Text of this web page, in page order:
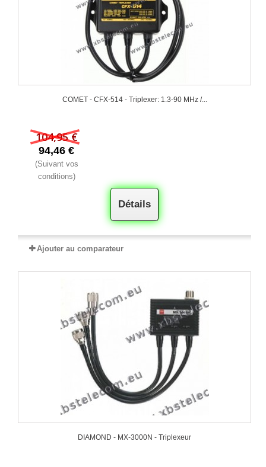
COMET - CFX-514 - Triplexer: 1.3-90 MHz /...
104,95 €
94,46 €
(Suivant vos
conditions)
Détails
Ajouter au comparateur
DIAMOND - MX-3000N - Triplexeur